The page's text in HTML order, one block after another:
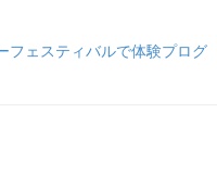
ェスティバルで体験プログ